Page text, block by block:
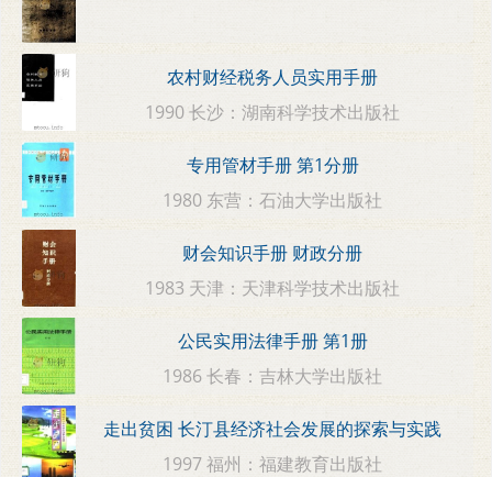
农村财经税务人员实用手册
1990 长沙：湖南科学技术出版社
专用管材手册 第1分册
1980 东营：石油大学出版社
财会知识手册 财政分册
1983 天津：天津科学技术出版社
公民实用法律手册 第1册
1986 长春：吉林大学出版社
走出贫困 长汀县经济社会发展的探索与实践
1997 福州：福建教育出版社